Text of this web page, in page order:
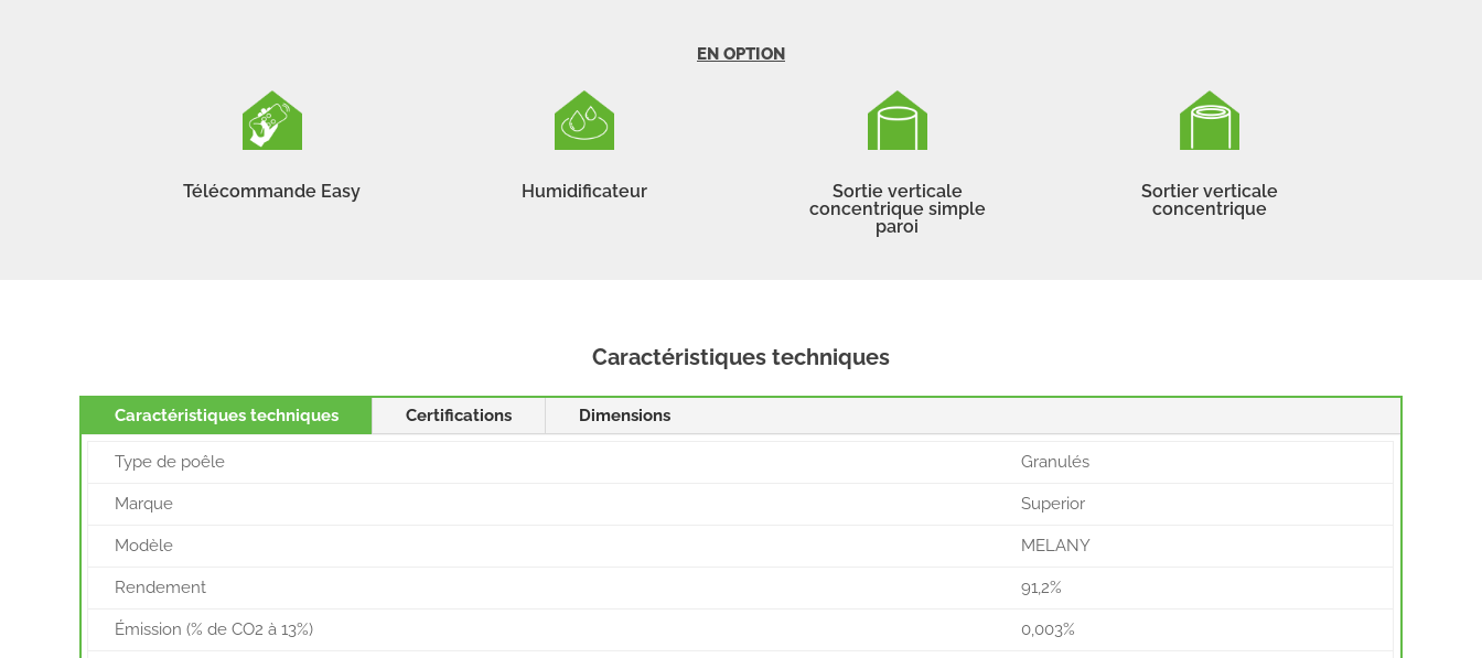
EN OPTION
Télécommande Easy Humidificateur
Sortie verticale
concentrique simple
paroi
Sortier verticale
concentrique
Caractéristiques techniques
Caractéristiques techniques Certifications Dimensions
Type de poêle Granulés
Marque Superior
Modèle MELANY
Rendement 91,2%
Émission (% de CO2 à 13%) 0,003%